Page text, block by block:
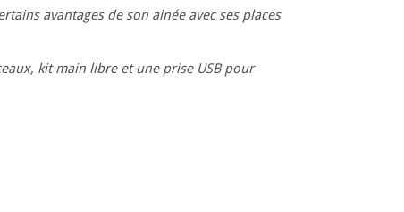
avantages de son ainée avec ses places
kit main libre et une prise USB pour